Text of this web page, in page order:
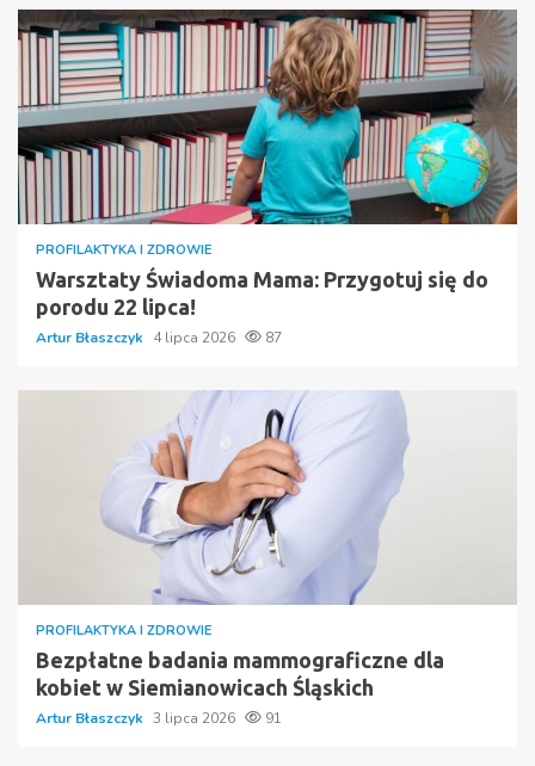
PROFILAKTYKA I ZDROWIE
Warsztaty Świadoma Mama: Przygotuj się do
porodu 22 lipca!
Artur Błaszczyk 4 lipca 2026 87
PROFILAKTYKA I ZDROWIE
Bezpłatne badania mammograficzne dla
kobiet w Siemianowicach Śląskich
Artur Błaszczyk 3 lipca 2026 91